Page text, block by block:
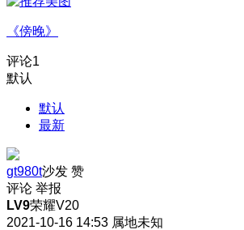
《傍晚》
评论1
默认
默认
最新
gt980t沙发 赞
评论 举报
LV9荣耀V20
2021-10-16 14:53 属地未知